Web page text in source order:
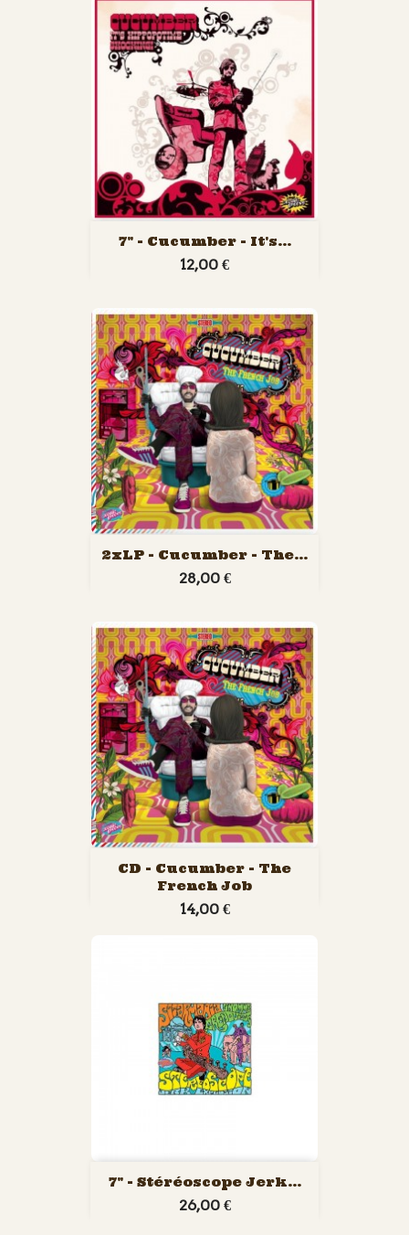
7" - Cucumber - It's...
12,00 €
2xLP - Cucumber - The...
28,00 €
CD - Cucumber - The
French Job
14,00 €
7" - Stéréoscope Jerk...
26,00 €